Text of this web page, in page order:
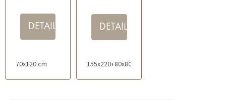
DETAIL
70x120 cm
DETAIL
155x220+80x80 cm